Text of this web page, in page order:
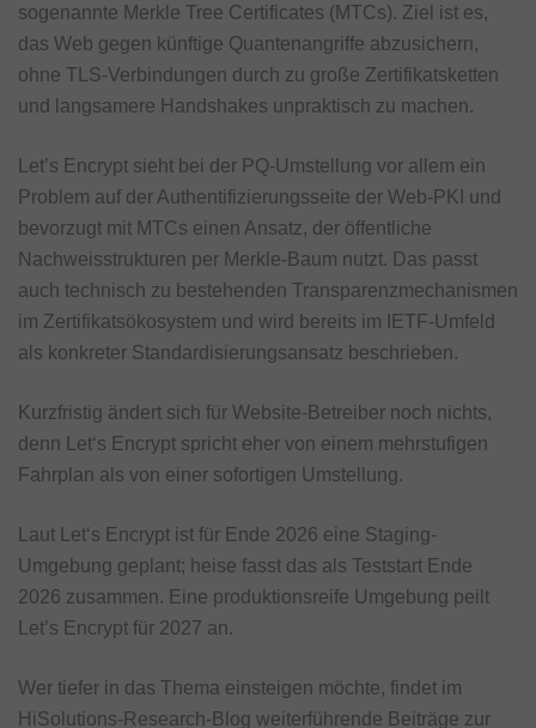
sogenannte Merkle Tree Certificates (MTCs). Ziel ist es,
das Web gegen künftige Quantenangriffe abzusichern,
ohne TLS-Verbindungen durch zu große Zertifikatsketten
und langsamere Handshakes unpraktisch zu machen.
Let’s Encrypt sieht bei der PQ-Umstellung vor allem ein
Problem auf der Authentifizierungsseite der Web-PKI und
bevorzugt mit MTCs einen Ansatz, der öffentliche
Nachweisstrukturen per Merkle-Baum nutzt. Das passt
auch technisch zu bestehenden Transparenzmechanismen
im Zertifikatsökosystem und wird bereits im IETF-Umfeld
als konkreter Standardisierungsansatz beschrieben.
Kurzfristig ändert sich für Website-Betreiber noch nichts,
denn Let‘s Encrypt spricht eher von einem mehrstufigen
Fahrplan als von einer sofortigen Umstellung.
Laut Let‘s Encrypt ist für Ende 2026 eine Staging-
Umgebung geplant; heise fasst das als Teststart Ende
2026 zusammen. Eine produktionsreife Umgebung peilt
Let’s Encrypt für 2027 an.
Wer tiefer in das Thema einsteigen möchte, findet im
HiSolutions-Research-Blog weiterführende Beiträge zur